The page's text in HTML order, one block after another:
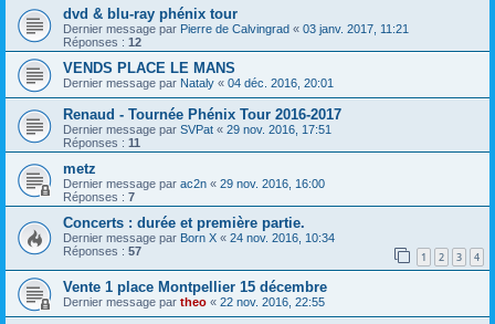
dvd & blu-ray phénix tour
Dernier message par Pierre de Calvingrad « 03 janv. 2017, 11:21
Réponses : 12
VENDS PLACE LE MANS
Dernier message par Nataly « 04 déc. 2016, 20:01
Renaud - Tournée Phénix Tour 2016-2017
Dernier message par SVPat « 29 nov. 2016, 17:51
Réponses : 11
metz
Dernier message par ac2n « 29 nov. 2016, 16:00
Réponses : 7
Concerts : durée et première partie.
Dernier message par Born X « 24 nov. 2016, 10:34
Réponses : 57 1 2 3 4
Vente 1 place Montpellier 15 décembre
Dernier message par theo « 22 nov. 2016, 22:55